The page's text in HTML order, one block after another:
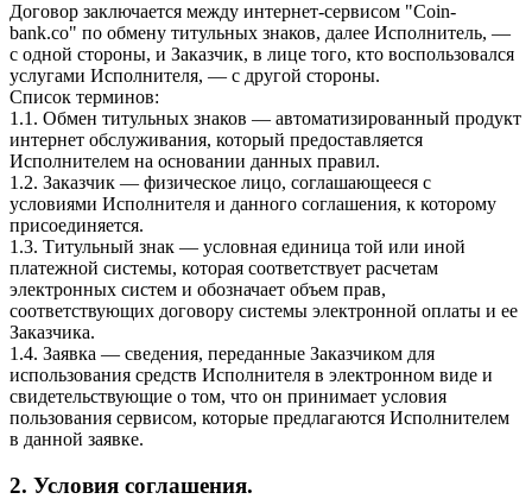
Договор заключается между интернет-сервисом "Coin-
bank.co" по обмену титульных знаков, далее Исполнитель, —
с одной стороны, и Заказчик, в лице того, кто воспользовался
услугами Исполнителя, — с другой стороны.
Список терминов:
1.1. Обмен титульных знаков — автоматизированный продукт
интернет обслуживания, который предоставляется
Исполнителем на основании данных правил.
1.2. Заказчик — физическое лицо, соглашающееся с
условиями Исполнителя и данного соглашения, к которому
присоединяется.
1.3. Титульный знак — условная единица той или иной
платежной системы, которая соответствует расчетам
электронных систем и обозначает объем прав,
соответствующих договору системы электронной оплаты и ее
Заказчика.
1.4. Заявка — сведения, переданные Заказчиком для
использования средств Исполнителя в электронном виде и
свидетельствующие о том, что он принимает условия
пользования сервисом, которые предлагаются Исполнителем
в данной заявке.
2. Условия соглашения.